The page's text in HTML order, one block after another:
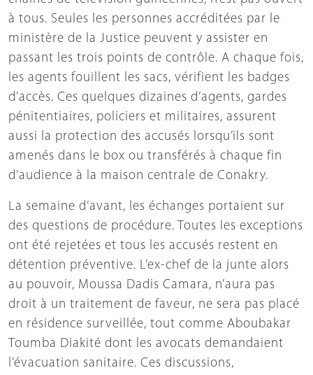
à tous. Seules les personnes accréditées par le
ministère de la Justice peuvent y assister en
passant les trois points de contrôle. A chaque fois,
les agents fouillent les sacs, vérifient les badges
d’accès. Ces quelques dizaines d’agents, gardes
pénitentiaires, policiers et militaires, assurent
aussi la protection des accusés lorsqu’ils sont
amenés dans le box ou transférés à chaque fin
d’audience à la maison centrale de Conakry.
La semaine d’avant, les échanges portaient sur
des questions de procédure. Toutes les exceptions
ont été rejetées et tous les accusés restent en
détention préventive. L’ex-chef de la junte alors
au pouvoir, Moussa Dadis Camara, n’aura pas
droit à un traitement de faveur, ne sera pas placé
en résidence surveillée, tout comme Aboubakar
Toumba Diakité dont les avocats demandaient
l’évacuation sanitaire. Ces discussions,